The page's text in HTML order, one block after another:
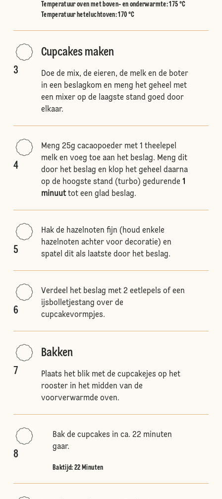
Temperatuur oven met boven- en onderwarmte:175 °C
Temperatuur heteluchtoven:170 °C
3
Cupcakes maken
Doe de mix, de eieren, de melk en de boter
in een beslagkom en meng het geheel met
een mixer op de laagste stand goed door
elkaar.
4
Meng 25g cacaopoeder met 1 theelepel
melk en voeg toe aan het beslag. Meng dit
door het beslag en klop het geheel daarna
op de hoogste stand (turbo) gedurende 1
minuuttot een glad beslag.
5
Hak de hazelnoten fijn (houd enkele
hazelnoten achter voor decoratie) en
spatel dit als laatste door het beslag.
6
Verdeel het beslag met 2 eetlepels of een
ijsbolletjestang over de
cupcakevormpjes.
7
Bakken
Plaats het blik met de cupcakejes op het
rooster in het midden van de
voorverwarmde oven.
8
Bak de cupcakes in ca. 22 minuten
gaar.
Baktijd: 22 Minuten